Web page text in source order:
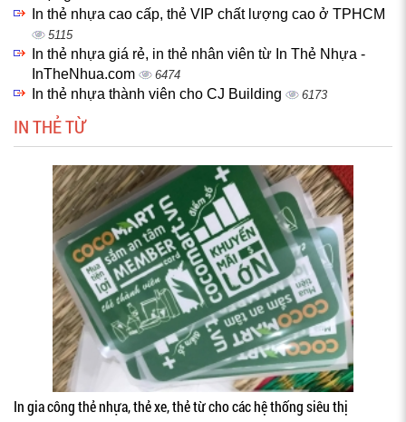
In thẻ nhựa cao cấp, thẻ VIP chất lượng cao ở TPHCM
5115
In thẻ nhựa giá rẻ, in thẻ nhân viên từ In Thẻ Nhựa -
InTheNhua.com
6474
In thẻ nhựa thành viên cho CJ Building 6173
IN THẺ TỪ
In gia công thẻ nhựa, thẻ xe, thẻ từ cho các hệ thống siêu thị